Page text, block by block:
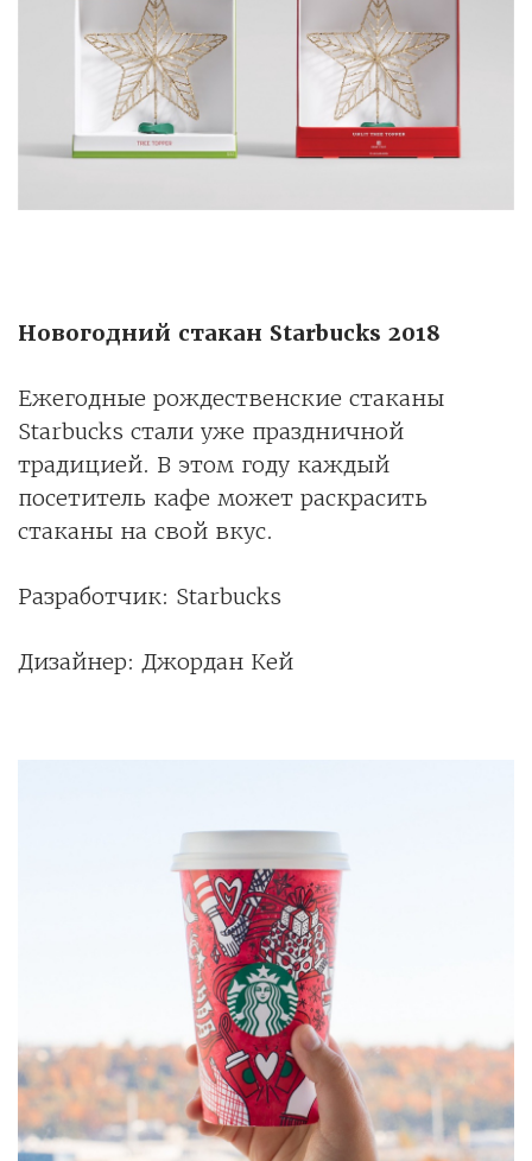
Новогодний стакан Starbucks 2018
Ежегодные рождественские стаканы
Starbucks стали уже праздничной
традицией. В этом году каждый
посетитель кафе может раскрасить
стаканы на свой вкус.
Разработчик: Starbucks
Дизайнер: Джордан Кей